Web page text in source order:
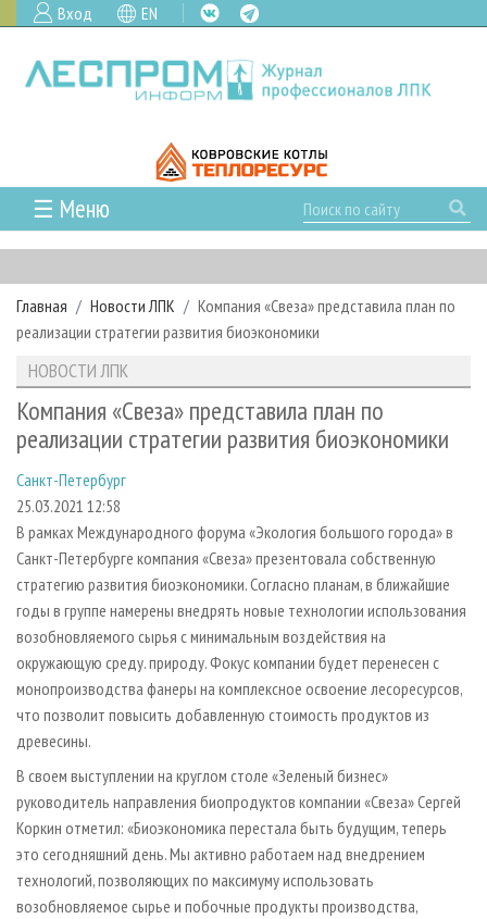
Вход EN
☰ Меню
ГЛАВНАЯ
РУБРИКИ И ТЕМЫ
РУБРИКИ ЖУРНАЛА
ЛЕСОЗАГОТОВКА
ЛЕСОПИЛЕНИЕ
СУШКА ДРЕВЕСИНЫ
ПРОИЗВОДСТВО ДРЕВЕСНЫХ ПЛИТ
ДЕРЕВЯННОЕ ДОМОСТРОЕНИЕ
ПРОИЗВОДСТВО МЕБЕЛИ
БИОЭНЕРГЕТИКА
ЦБП
ИНСТРУМЕНТ И МАТЕРИАЛЫ
НОВОСТИ
НОВОСТИ ЛПК
НОВОСТИ ЖУРНАЛА
ПРОЕКТЫ ЛПИ
АНАЛИТИКА
ПРЕДПРИЯТИЯ ЛПК
ПЕРСОНЫ
МОБИЛЬНЫЕ ВЫСТАВКИ
ОФИЦИАЛЬНЫЕ ДЕЛЕГАЦИИ
ПРИОРИТЕТНЫЕ ИНВЕСТПРОЕКТЫ
RUSSIAN FORESTRY REVIEW
ГАЗЕТА ЛЕСПРОМФОРУМ
БИБЛИОТЕКА СПЕЦИАЛИСТА
АРХИВ ЖУРНАЛОВ
О ЖУРНАЛЕ
ПОДПИСКА
КОНТАКТЫ
РЕКЛАМОДАТЕЛЯМ
РЕКЛАМА
РЕКЛАМА НА САЙТЕ
Главная Новости ЛПК
Компания «Свеза» представила план по
реализации стратегии развития биоэкономики
НОВОСТИ ЛПК
Компания «Свеза» представила план по
реализации стратегии развития биоэкономики
Санкт-Петербург
25.03.2021 12:58
В рамках Международного форума «Экология большого города» в
Санкт-Петербурге компания «Свеза» презентовала собственную
стратегию развития биоэкономики. Согласно планам, в ближайшие
годы в группе намерены внедрять новые технологии использования
возобновляемого сырья с минимальным воздействия на
окружающую среду. природу. Фокус компании будет перенесен с
монопроизводства фанеры на комплексное освоение лесоресурсов,
что позволит повысить добавленную стоимость продуктов из
древесины.
В своем выступлении на круглом столе «Зеленый бизнес»
руководитель направления биопродуктов компании «Свеза» Сергей
Коркин отметил: «Биоэкономика перестала быть будущим, теперь
это сегодняшний день. Мы активно работаем над внедрением
технологий, позволяющих по максимуму использовать
возобновляемое сырье и побочные продукты производства,